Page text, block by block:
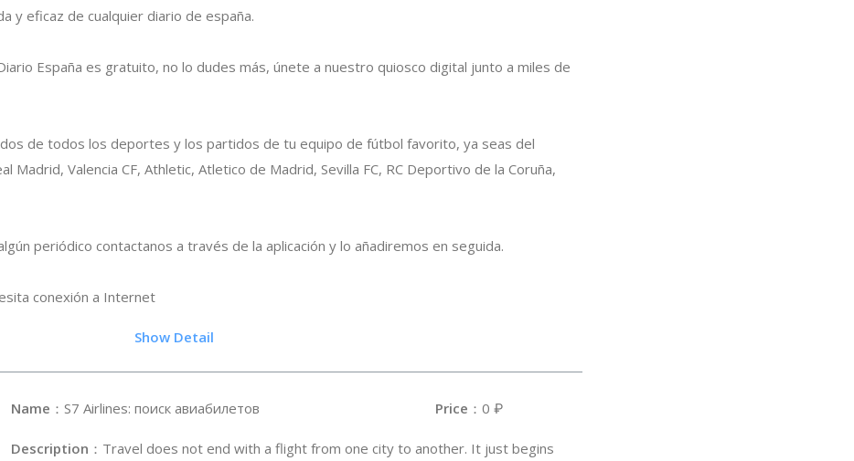
y eficaz de cualquier diario de españa.
España es gratuito, no lo dudes más, únete a nuestro quiosco digital junto a miles de
de todos los deportes y los partidos de tu equipo de fútbol favorito, ya seas del
Madrid, Valencia CF, Athletic, Atletico de Madrid, Sevilla FC, RC Deportivo de la Coruña,
periódico contactanos a través de la aplicación y lo añadiremos en seguida.
conexión a Internet
3 Show Detail
Name ：S7 Airlines: поиск авиабилетов Price ：0 ₽
Description ：Travel does not end with a flight from one city to another. It just begins